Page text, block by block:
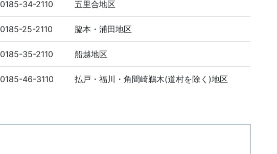
0185-34-2110 五里合地区
0185-25-2110 脇本・浦田地区
0185-35-2110 船越地区
0185-46-3110 払戸・福川・角間崎鵜木(道村を除く)地区